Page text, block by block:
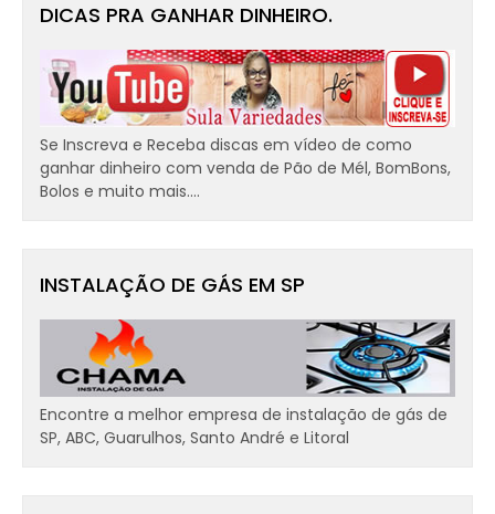
DICAS PRA GANHAR DINHEIRO.
Se Inscreva e Receba discas em vídeo de como
ganhar dinheiro com venda de Pão de Mél, BomBons,
Bolos e muito mais....
INSTALAÇÃO DE GÁS EM SP
Encontre a melhor empresa de instalação de gás de
SP, ABC, Guarulhos, Santo André e Litoral